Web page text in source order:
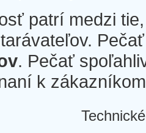
patrí medzi
. Pečať
k